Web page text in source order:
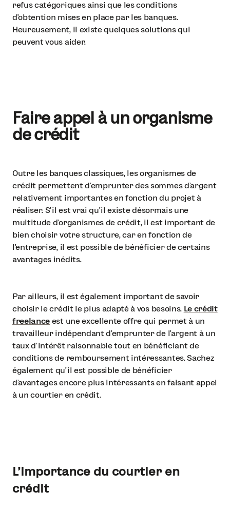
refus catégoriques ainsi que les conditions
d’obtention mises en place par les banques.
Heureusement, il existe quelques solutions qui
peuvent vous aider.
Faire appel à un organisme
de crédit
Outre les banques classiques, les organismes de
crédit permettent d’emprunter des sommes d’argent
relativement importantes en fonction du projet à
réaliser. S’il est vrai qu’il existe désormais une
multitude d’organismes de crédit, il est important de
bien choisir votre structure, car en fonction de
l’entreprise, il est possible de bénéficier de certains
avantages inédits.
Par ailleurs, il est également important de savoir
choisir le crédit le plus adapté à vos besoins. Le crédit
freelance est une excellente offre qui permet à un
travailleur indépendant d’emprunter de l’argent à un
taux d’intérêt raisonnable tout en bénéficiant de
conditions de remboursement intéressantes. Sachez
également qu’il est possible de bénéficier
d’avantages encore plus intéressants en faisant appel
à un courtier en crédit.
L’importance du courtier en
crédit